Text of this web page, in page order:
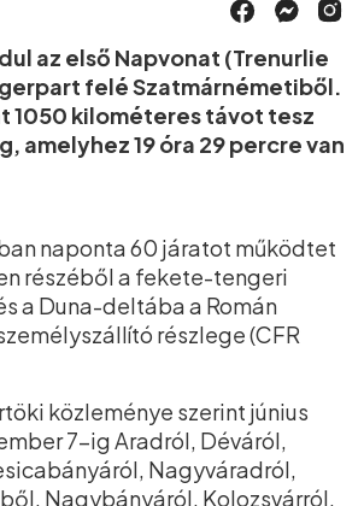
az első Napvonat (Trenurlie
felé Szatmárnémetiből.
1050 kilométeres távot tesz
amelyhez 19 óra 29 percre van
naponta 60 járatot működtet
részéből a fekete-tengeri
a Duna-deltába a Román
részlege (CFR
közleménye szerint június
7-ig Aradról, Déváról,
Nagyváradról,
Nagybányáról, Kolozsvárról,